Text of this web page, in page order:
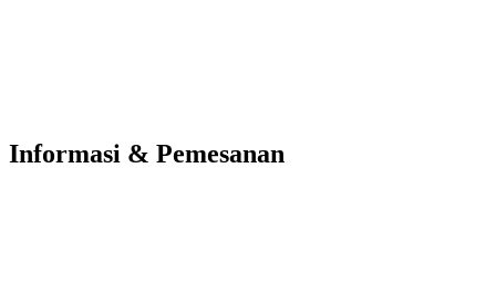
Informasi & Pemesanan